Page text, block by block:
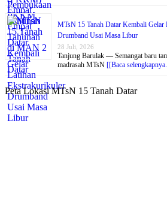
MTsN 15 Tanah Datar Kembali
Drumband Usai Masa Libur
28 Juli, 2026
Tanjung Barulak — Semangat baru
madrasah MTsN [[Baca
Peta Lokasi MTsN 15 Tanah Datar